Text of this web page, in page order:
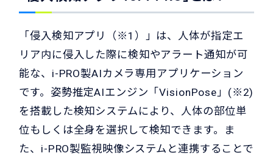
「侵入検知アプリ（※1）」は、人体が指定エ
リア内に侵入した際に検知やアラート通知が可
能な、i-PRO製AIカメラ専用アプリケーション
です。姿勢推定AIエンジン「VisionPose」(※2)
を搭載した検知システムにより、人体の部位単
位もしくは全身を選択して検知できます。ま
た、i-PRO製監視映像システムと連携することで